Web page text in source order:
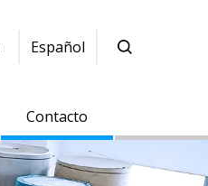
Español
Contacto